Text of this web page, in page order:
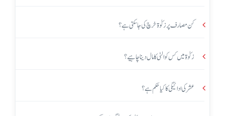
کن مصارف پر زکوٰۃ خرچ کی جاسکتی ہے؟
زکوٰۃ میں کس کوالٹی کا مال دینا چاہیے؟
عشر کی ادائیگی کا کیا حکم ہے؟